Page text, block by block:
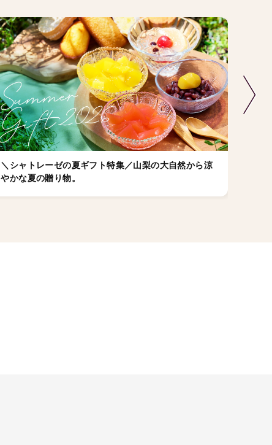
＼シャトレーゼの夏ギフト特集／山梨の大自然から涼
やかな夏の贈り物。